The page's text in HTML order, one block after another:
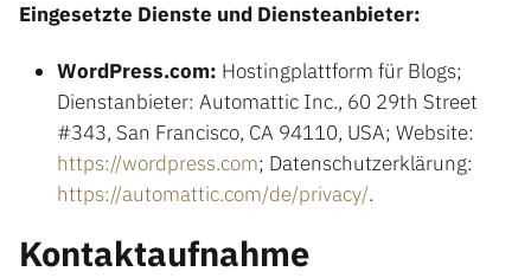
Eingesetzte Dienste und Diensteanbieter:
WordPress.com: Hostingplattform für Blogs;
Dienstanbieter: Automattic Inc., 60 29th Street
#343, San Francisco, CA 94110, USA; Website:
https://wordpress.com; Datenschutzerklärung:
https://automattic.com/de/privacy/.
Kontaktaufnahme